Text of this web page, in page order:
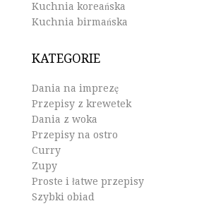
Kuchnia koreańska
Kuchnia birmańska
KATEGORIE
Dania na imprezę
Przepisy z krewetek
Dania z woka
Przepisy na ostro
Curry
Zupy
Proste i łatwe przepisy
Szybki obiad